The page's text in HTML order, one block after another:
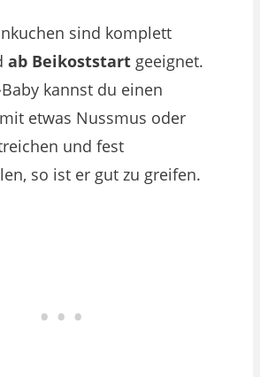
sind komplett
ab Beikoststart geeignet.
kannst du einen
etwas Nussmus oder
und fest
so ist er gut zu greifen.